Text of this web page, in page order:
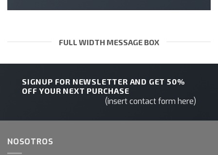
FULL WIDTH MESSAGE BOX
SIGNUP FOR NEWSLETTER AND GET 50%
OFF YOUR NEXT PURCHASE
(insert contact form here)
NOSOTROS